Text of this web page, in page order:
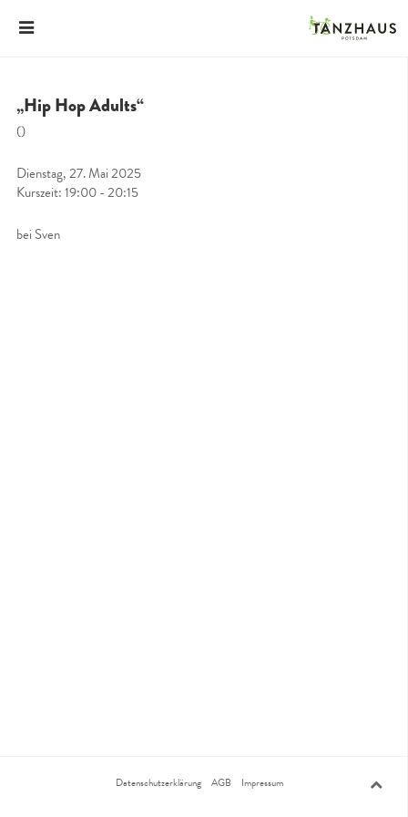
„Hip Hop Adults“
()
Dienstag, 27. Mai 2025
Kurszeit: 19:00 - 20:15
bei Sven
Datenschutzerklärung AGB Impressum